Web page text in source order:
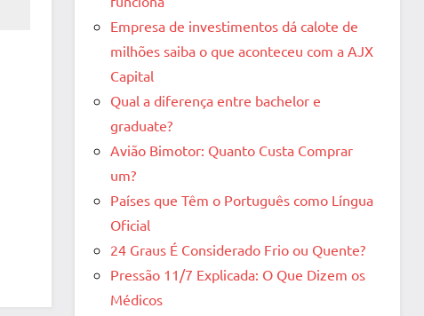
Empresa de investimentos dá calote de
milhões saiba o que aconteceu com a AJX
Capital
Qual a diferença entre bachelor e
graduate?
Avião Bimotor: Quanto Custa Comprar
um?
Países que Têm o Português como Língua
Oficial
24 Graus É Considerado Frio ou Quente?
Pressão 11/7 Explicada: O Que Dizem os
Médicos